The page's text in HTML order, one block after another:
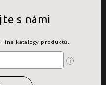
s námi
line katalogy produktů.